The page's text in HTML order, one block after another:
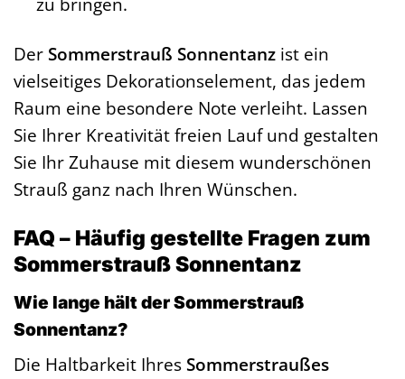
Der Sommerstrauß Sonnentanz ist ein
vielseitiges Dekorationselement, das jedem
Raum eine besondere Note verleiht. Lassen
Sie Ihrer Kreativität freien Lauf und gestalten
Sie Ihr Zuhause mit diesem wunderschönen
Strauß ganz nach Ihren Wünschen.
FAQ – Häufig gestellte Fragen zum
Sommerstrauß Sonnentanz
Wie lange hält der Sommerstrauß
Sonnentanz?
Die Haltbarkeit Ihres Sommerstraußes